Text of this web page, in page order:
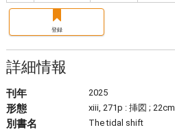
登録
詳細情報
刊年 2025
形態 xiii, 271p : 挿図 ; 22cm
別書名 The tidal shift